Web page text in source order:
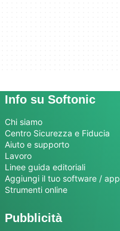
Info su Softonic
Chi siamo
Centro Sicurezza e Fiducia
Aiuto e supporto
Lavoro
Linee guida editoriali
Aggiungi il tuo software / app
Strumenti online
Pubblicità